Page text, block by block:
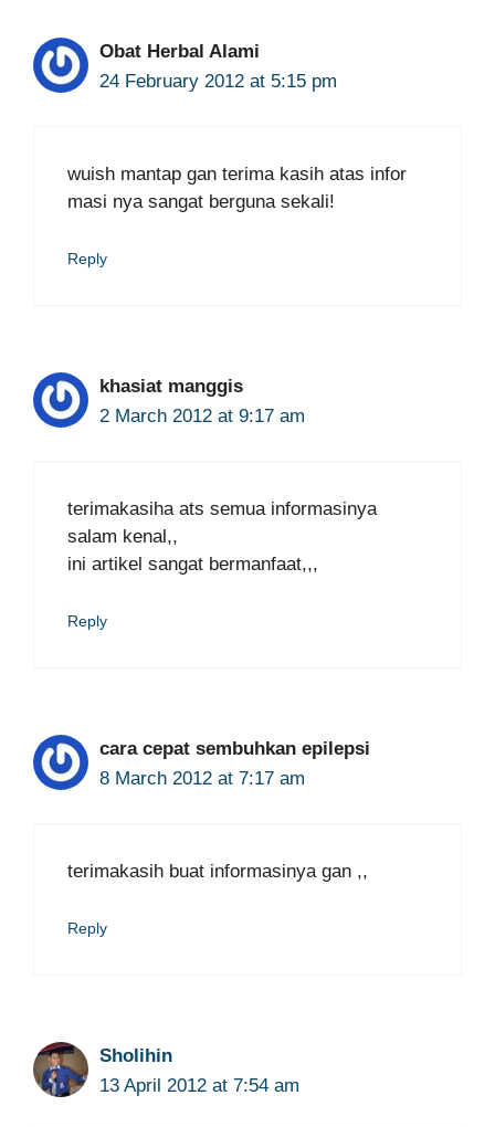
Obat Herbal Alami
24 February 2012 at 5:15 pm
wuish mantap gan terima kasih atas infor
masi nya sangat berguna sekali!
Reply
khasiat manggis
2 March 2012 at 9:17 am
terimakasiha ats semua informasinya
salam kenal,,
ini artikel sangat bermanfaat,,,
Reply
cara cepat sembuhkan epilepsi
8 March 2012 at 7:17 am
terimakasih buat informasinya gan ,,
Reply
Sholihin
13 April 2012 at 7:54 am